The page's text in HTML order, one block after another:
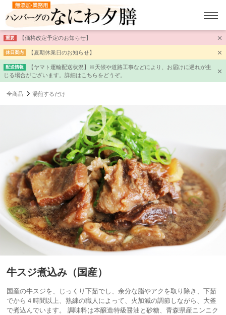
重要 【価格改定予定のお知らせ】
休日案内 【夏期休業日のお知らせ】
配送情報
【ヤマト運輸配送状況】※天候や道路工事などにより、お届けに遅れが生
じる場合がございます。詳細はこちらをどうぞ。
全商品 湯煎するだけ
牛スジ煮込み（国産）
国産の牛スジを、じっくり下茹でし、余分な脂やアクを取り除き、下茹
でから４時間以上、熟練の職人によって、火加減の調節しながら、大釜
で煮込んでいます。 調味料は本醸造特級醤油と砂糖、青森県産ニンニク